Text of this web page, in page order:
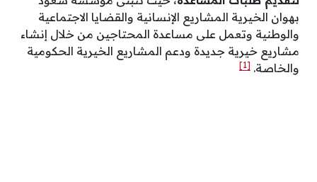
بهوان الخيرية المشاريع الإنسانية والقضايا الاجتماعية
والوطنية وتعمل على مساعدة المحتاجين من خلال إنشاء
مشاريع خيرية جديدة ودعم المشاريع الخيرية الحكومية
والخاصة. [1]